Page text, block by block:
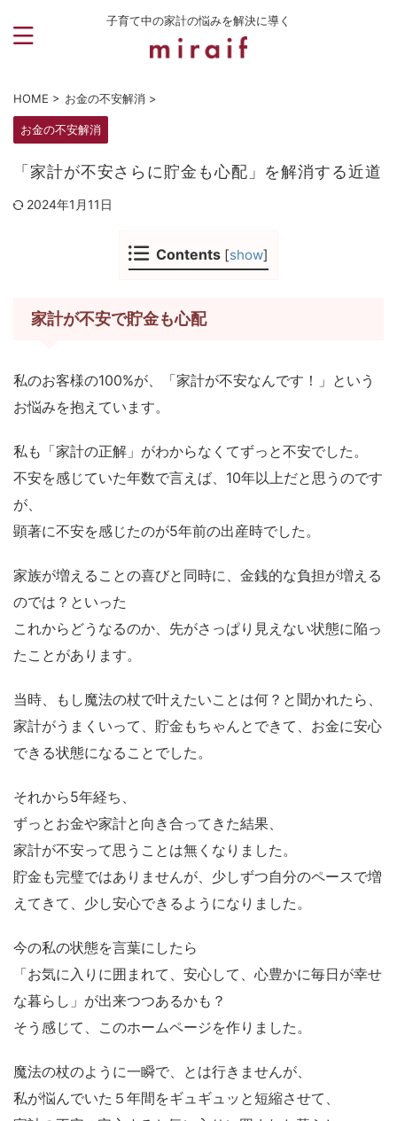
子育て中の家計の悩みを解決に導く
HOME > お金の不安解消 >
お金の不安解消
「家計が不安さらに貯金も心配」を解消する近道
2024年1月11日
Contents [show]
家計が不安で貯金も心配
私のお客様の100%が、「家計が不安なんです！」という
お悩みを抱えています。
私も「家計の正解」がわからなくてずっと不安でした。
不安を感じていた年数で言えば、10年以上だと思うのです
が、
顕著に不安を感じたのが5年前の出産時でした。
家族が増えることの喜びと同時に、金銭的な負担が増える
のでは？といった
これからどうなるのか、先がさっぱり見えない状態に陥っ
たことがあります。
当時、もし魔法の杖で叶えたいことは何？と聞かれたら、
家計がうまくいって、貯金もちゃんとできて、お金に安心
できる状態になることでした。
それから5年経ち、
ずっとお金や家計と向き合ってきた結果、
家計が不安って思うことは無くなりました。
貯金も完璧ではありませんが、少しずつ自分のペースで増
えてきて、少し安心できるようになりました。
今の私の状態を言葉にしたら
「お気に入りに囲まれて、安心して、心豊かに毎日が幸せ
な暮らし」が出来つつあるかも？
そう感じて、このホームページを作りました。
魔法の杖のように一瞬で、とは行きませんが、
私が悩んでいた５年間をギュギュッと短縮させて、